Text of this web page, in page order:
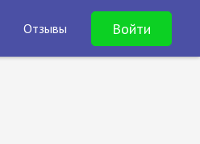
Отзывы Войти